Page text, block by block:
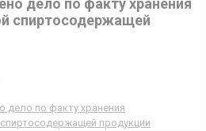
дело по факту хранения
спиртосодержащей
дело по факту хранения
продукции